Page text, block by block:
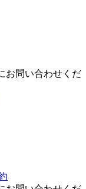
お問い合わせくだ